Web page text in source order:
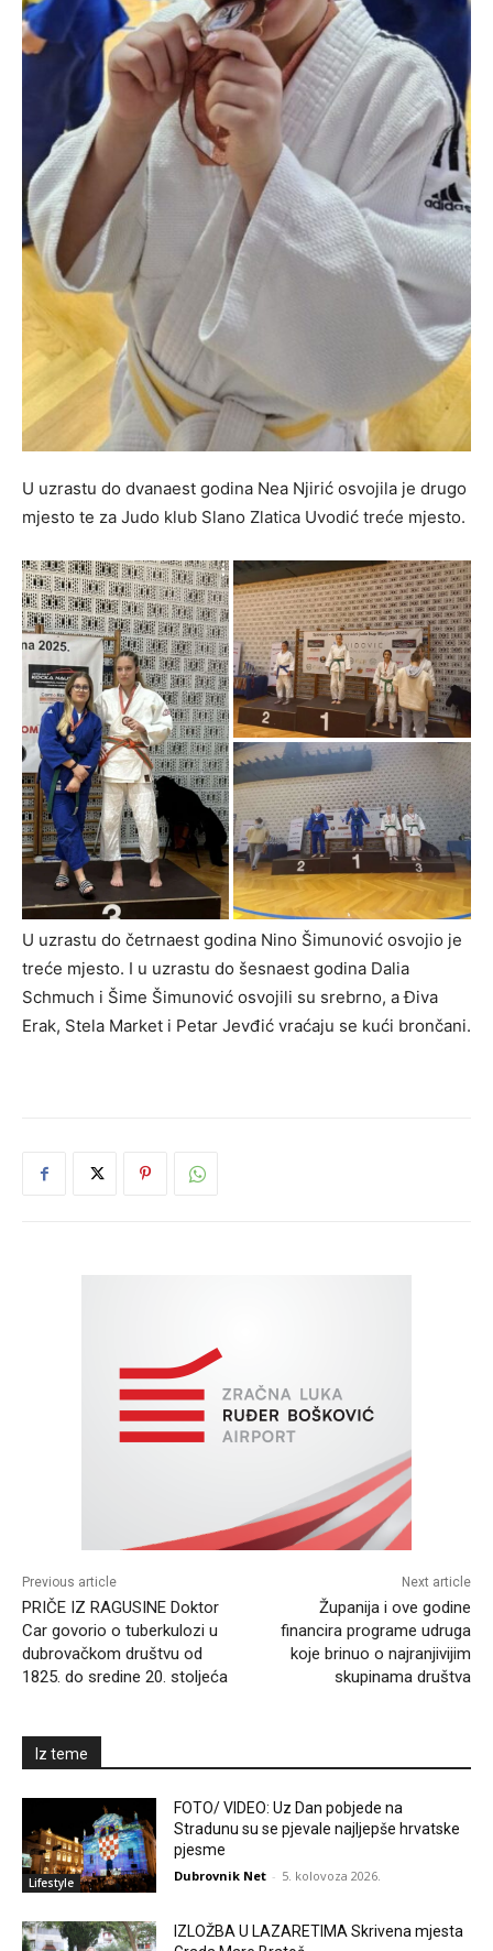
U uzrastu do dvanaest godina Nea Njirić osvojila je drugo
mjesto te za Judo klub Slano Zlatica Uvodić treće mjesto.
U uzrastu do četrnaest godina Nino Šimunović osvojio je
treće mjesto. I u uzrastu do šesnaest godina Dalia
Schmuch i Šime Šimunović osvojili su srebrno, a Điva
Erak, Stela Market i Petar Jevđić vraćaju se kući brončani.
Previous article
PRIČE IZ RAGUSINE Doktor
Car govorio o tuberkulozi u
dubrovačkom društvu od
1825. do sredine 20. stoljeća
Next article
Županija i ove godine
financira programe udruga
koje brinuo o najranjivijim
skupinama društva
Iz teme
Lifestyle
FOTO/ VIDEO: Uz Dan pobjede na
Stradunu su se pjevale najljepše hrvatske
pjesme
Dubrovnik Net - 5. kolovoza 2026.
IZLOŽBA U LAZARETIMA Skrivena mjesta